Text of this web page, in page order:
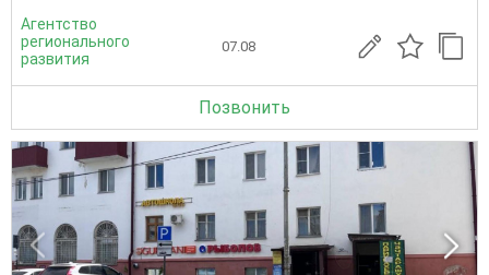
Агентство
регионального
развития
07.08
Позвонить